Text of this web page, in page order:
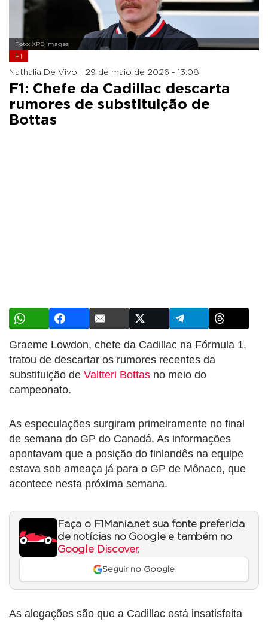
Foto: XPB Images
F1
Nathalia De Vivo | 29 de maio de 2026 - 13:08
F1: Chefe da Cadillac descarta
rumores de substituição de
Bottas
Graeme Lowdon, chefe da Cadillac na Fórmula 1,
tratou de descartar os rumores recentes da
substituição de Valtteri Bottas no meio do
campeonato.
As especulações surgiram primeiramente no final
de semana do GP do Canadá. As informações
apontavam que a posição do finlandês na equipe
estava sob ameaça já para o GP de Mônaco, que
acontece nesta próxima semana.
Faça o F1Mania.net sua fonte preferida
de notícias no Google e também no
Google Discover.
Seguir no Google
As alegações são que a Cadillac está insatisfeita